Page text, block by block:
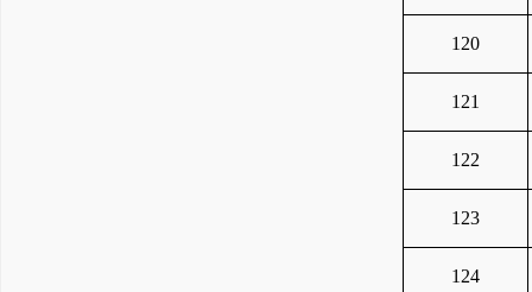
120
121
122
123
124